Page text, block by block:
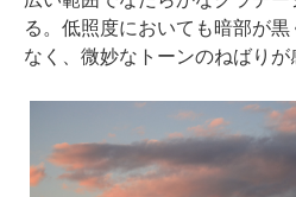
る。低照度においても暗部が
なく、微妙なトーンのねばりが